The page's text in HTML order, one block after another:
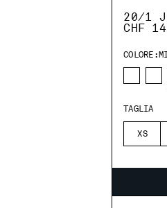
20/1
CHF
COLORE:
TAGLIA
XS